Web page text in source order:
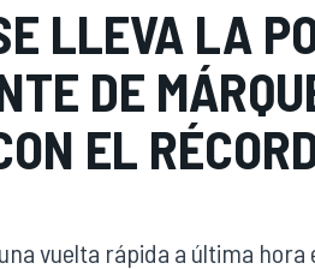
LLEVA LA
DE
EL
vuelta rápida a última hora